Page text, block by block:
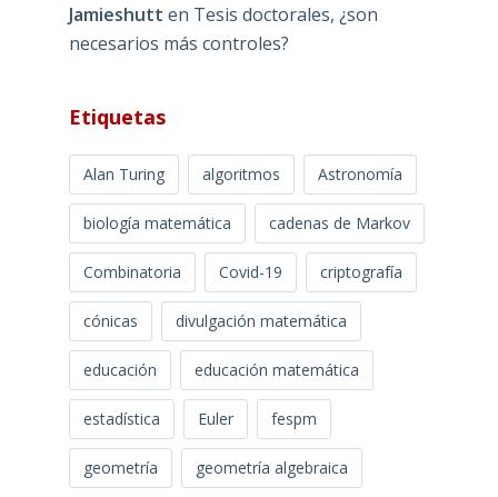
Jamieshutt en Tesis doctorales, ¿son
necesarios más controles?
Etiquetas
Alan Turing algoritmos Astronomía
biología matemática cadenas de Markov
Combinatoria Covid-19 criptografía
cónicas divulgación matemática
educación educación matemática
estadística Euler fespm
geometría geometría algebraica